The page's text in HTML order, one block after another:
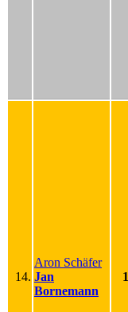
14.
Aron Schäfer
Jan
Bornemann
1